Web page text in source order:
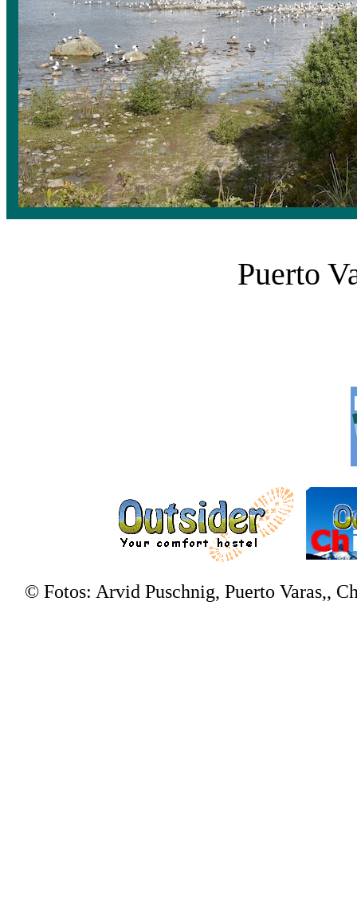
Puerto
© Fotos: Arvid Puschnig, Puerto Varas,,